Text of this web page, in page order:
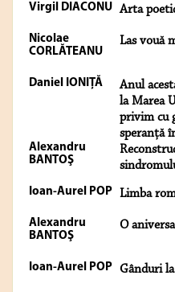
Virgil DIACONU Arta
Nicolae
CORLĂTEANU
Las vouă
Daniel IONIȚĂ
Anul
la Marea
privim cu
speranţă
Alexandru
BANTOŞ
Ioan-Aurel POP Limba
Alexandru
BANTOŞ
O
Ioan-Aurel POP Gânduri